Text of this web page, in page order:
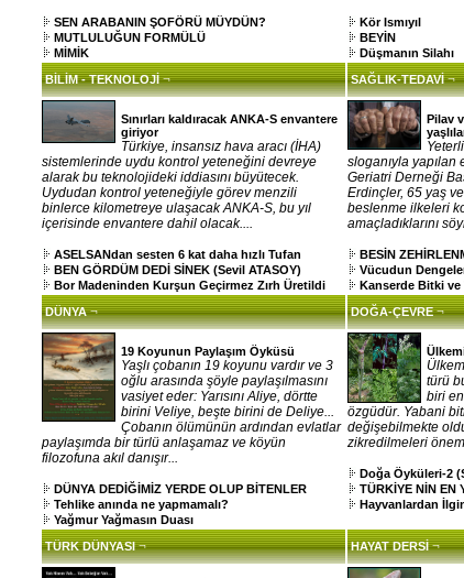
SEN ARABANIN ŞOFÖRÜ MÜYDÜN?
MUTLULUĞUN FORMÜLÜ
MİMİK
Kör Ismıyıl
BEYİN
Düşmanın Silahı
BİLİM - TEKNOLOJİ ¬
Sınırları kaldıracak ANKA-S envantere
giriyor
Türkiye, insansız hava aracı (İHA)
sistemlerinde uydu kontrol yeteneğini devreye
alarak bu teknolojideki iddiasını büyütecek.
Uydudan kontrol yeteneğiyle görev menzili
binlerce kilometreye ulaşacak ANKA-S, bu yıl
içerisinde envantere dahil olacak....
ASELSANdan sesten 6 kat daha hızlı Tufan
BEN GÖRDÜM DEDİ SİNEK (Sevil ATASOY)
Bor Madeninden Kurşun Geçirmez Zırh Üretildi
SAĞLIK-TEDAVİ ¬
Pilav
sloganıyla
Geriatri Derneği
Erdinçler, 65 yaş
beslenme ilkeleri
amaçladıklarını
BESİN
Vücudun
Kanserde Bitki
DÜNYA ¬
19 Koyunun Paylaşım Öyküsü
Yaşlı çobanın 19 koyunu vardır ve 3
oğlu arasında şöyle paylaşılmasını
vasiyet eder: Yarısını Aliye, dörtte
birini Veliye, beşte birini de Deliye...
Çobanın ölümünün ardından evlatlar
paylaşımda bir türlü anlaşamaz ve köyün
filozofuna akıl danışır...
DÜNYA DEDİĞİMİZ YERDE OLUP BİTENLER
Tehlike anında ne yapmamalı?
Yağmur Yağmasın Duası
DOĞA-ÇEVRE ¬
türü
biri
özgüdür. Yabani
değişebilmekte
zikredilmeleri
Doğa Öyküleri-2
TÜRKİYE NİN EN
Hayvanlardan
TÜRK DÜNYASI ¬ HAYAT DERSİ ¬